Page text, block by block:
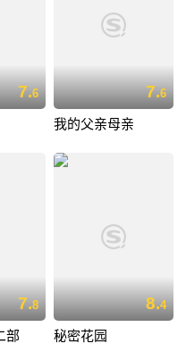
7.6 7.6
我的父亲母亲
7.8
部
8.4
秘密花园